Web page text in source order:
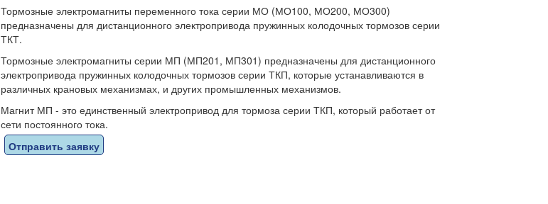
Тормозные электромагниты переменного тока серии МО (МО100, МО200, МО300)
предназначены для дистанционного электропривода пружинных колодочных тормозов серии
ТКТ.
Тормозные электромагниты серии МП (МП201, МП301) предназначены для дистанционного
электропривода пружинных колодочных тормозов серии ТКП, которые устанавливаются в
различных крановых механизмах, и других промышленных механизмов.
Магнит МП - это единственный электропривод для тормоза серии ТКП, который работает от
сети постоянного тока.
Отправить заявку